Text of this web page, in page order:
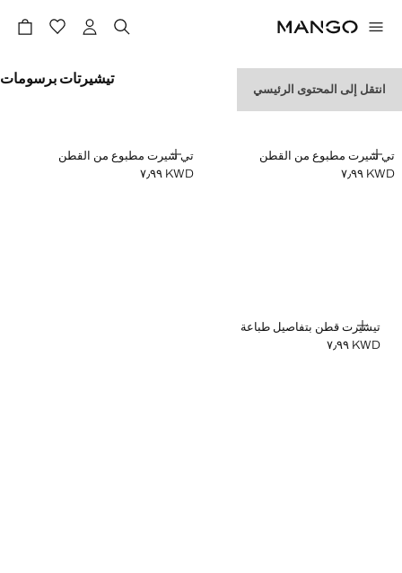
انتقل إلى المحتوى الرئيسي
تيشيرتات برسومات
تي شيرت مطبوع من القطن
إضافة
السعر الحالي [KWD ٧٫٩٩ ]
KWD ٧٫٩٩
تي شيرت مطبوع من القطن
إضافة
السعر الحالي [KWD ٧٫٩٩ ]
KWD ٧٫٩٩
تيشيرت قطن بتفاصيل طباعة
إضافة
السعر الحالي [KWD ٧٫٩٩ ]
KWD ٧٫٩٩